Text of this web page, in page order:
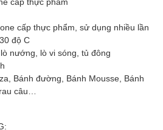
cấp thực phẩm, sử dụng nhiều lần
độ C
nướng, lò vi sóng, tủ đông
Bánh đường, Bánh Mousse, Bánh
câu…